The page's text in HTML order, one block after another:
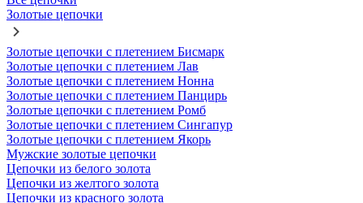
Золотые цепочки
Золотые цепочки с плетением Бисмарк
Золотые цепочки с плетением Лав
Золотые цепочки с плетением Нонна
Золотые цепочки с плетением Панцирь
Золотые цепочки с плетением Ромб
Золотые цепочки с плетением Сингапур
Золотые цепочки с плетением Якорь
Мужские золотые цепочки
Цепочки из белого золота
Цепочки из желтого золота
Цепочки из красного золота